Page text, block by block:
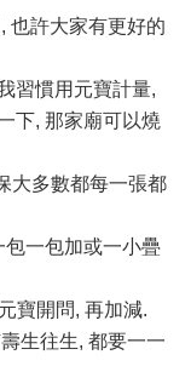
也許大家有更好的
習慣用元寶計量,
下, 那家廟可以燒
大多數都每一張都
包一包加或一小疊
寶開問, 再加減.
生往生, 都要一一